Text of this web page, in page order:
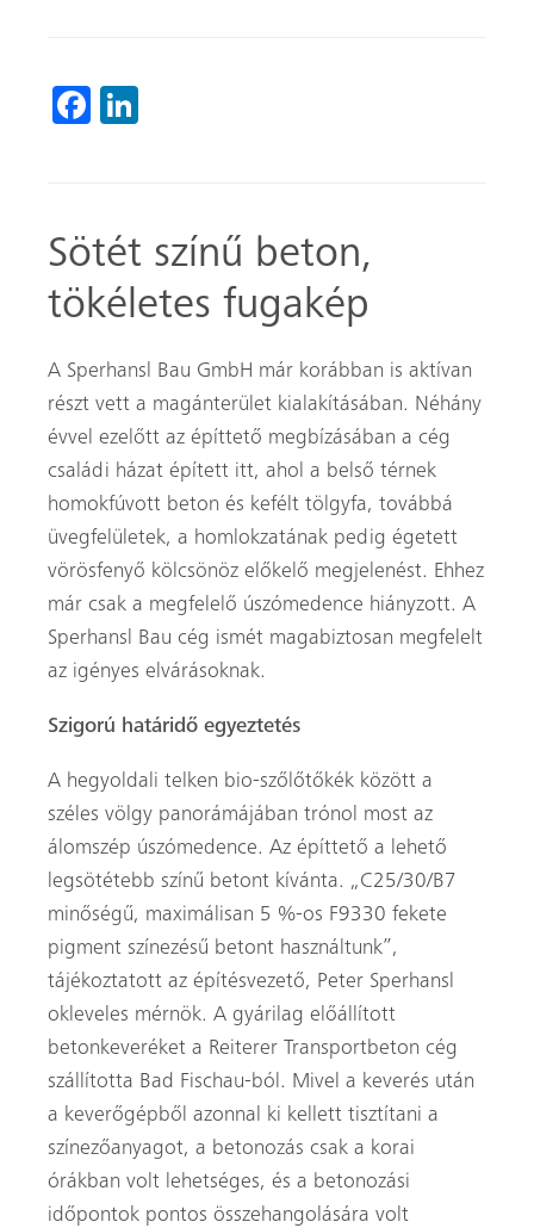
Sötét színű beton,
tökéletes fugakép
A Sperhansl Bau GmbH már korábban is aktívan
részt vett a magánterület kialakításában. Néhány
évvel ezelőtt az építtető megbízásában a cég
családi házat épített itt, ahol a belső térnek
homokfúvott beton és kefélt tölgyfa, továbbá
üvegfelületek, a homlokzatának pedig égetett
vörösfenyő kölcsönöz előkelő megjelenést. Ehhez
már csak a megfelelő úszómedence hiányzott. A
Sperhansl Bau cég ismét magabiztosan megfelelt
az igényes elvárásoknak.
Szigorú határidő egyeztetés
A hegyoldali telken bio-szőlőtőkék között a
széles völgy panorámájában trónol most az
álomszép úszómedence. Az építtető a lehető
legsötétebb színű betont kívánta. „C25/30/B7
minőségű, maximálisan 5 %-os F9330 fekete
pigment színezésű betont használtunk”,
tájékoztatott az építésvezető, Peter Sperhansl
okleveles mérnök. A gyárilag előállított
betonkeveréket a Reiterer Transportbeton cég
szállította Bad Fischau-ból. Mivel a keverés után
a keverőgépből azonnal ki kellett tisztítani a
színezőanyagot, a betonozás csak a korai
órákban volt lehetséges, és a betonozási
időpontok pontos összehangolására volt
Fa
ok